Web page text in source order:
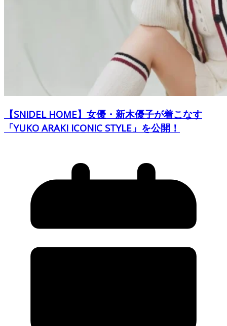
【SNIDEL HOME】女優・新木優子が着こなす
「YUKO ARAKI ICONIC STYLE」を公開！